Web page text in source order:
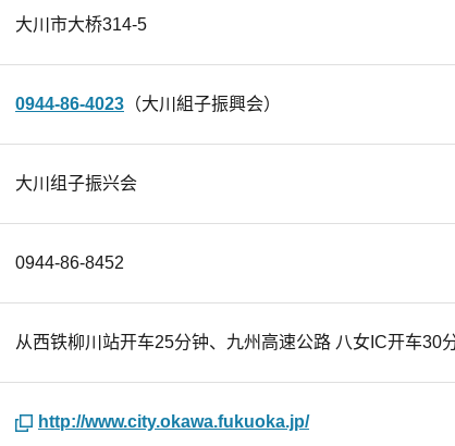
大川市大桥314-5
0944-86-4023 （大川組子振興会）
大川组子振兴会
0944-86-8452
从西铁柳川站开车25分钟、九州高速公路 八女IC开车30
http://www.city.okawa.fukuoka.jp/